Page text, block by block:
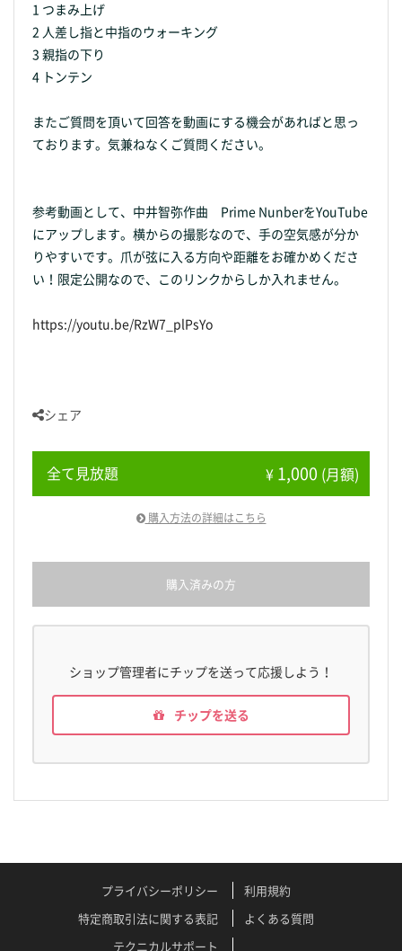
1 つまみ上げ
2 人差し指と中指のウォーキング
3 親指の下り
4 トンテン
またご質問を頂いて回答を動画にする機会があればと思っ
ております。気兼ねなくご質問ください。
参考動画として、中井智弥作曲 Prime NunberをYouTube
にアップします。横からの撮影なので、手の空気感が分か
りやすいです。爪が弦に入る方向や距離をお確かめくださ
い！限定公開なので、このリンクからしか入れません。
https://youtu.be/RzW7_plPsYo
シェア
全て見放題 ¥ 1,000 (月額)
購入方法の詳細はこちら
購入済みの方
ショップ管理者にチップを送って応援しよう！
チップを送る
プライバシーポリシー
利用規約
特定商取引法に関する表記
よくある質問
テクニカルサポート